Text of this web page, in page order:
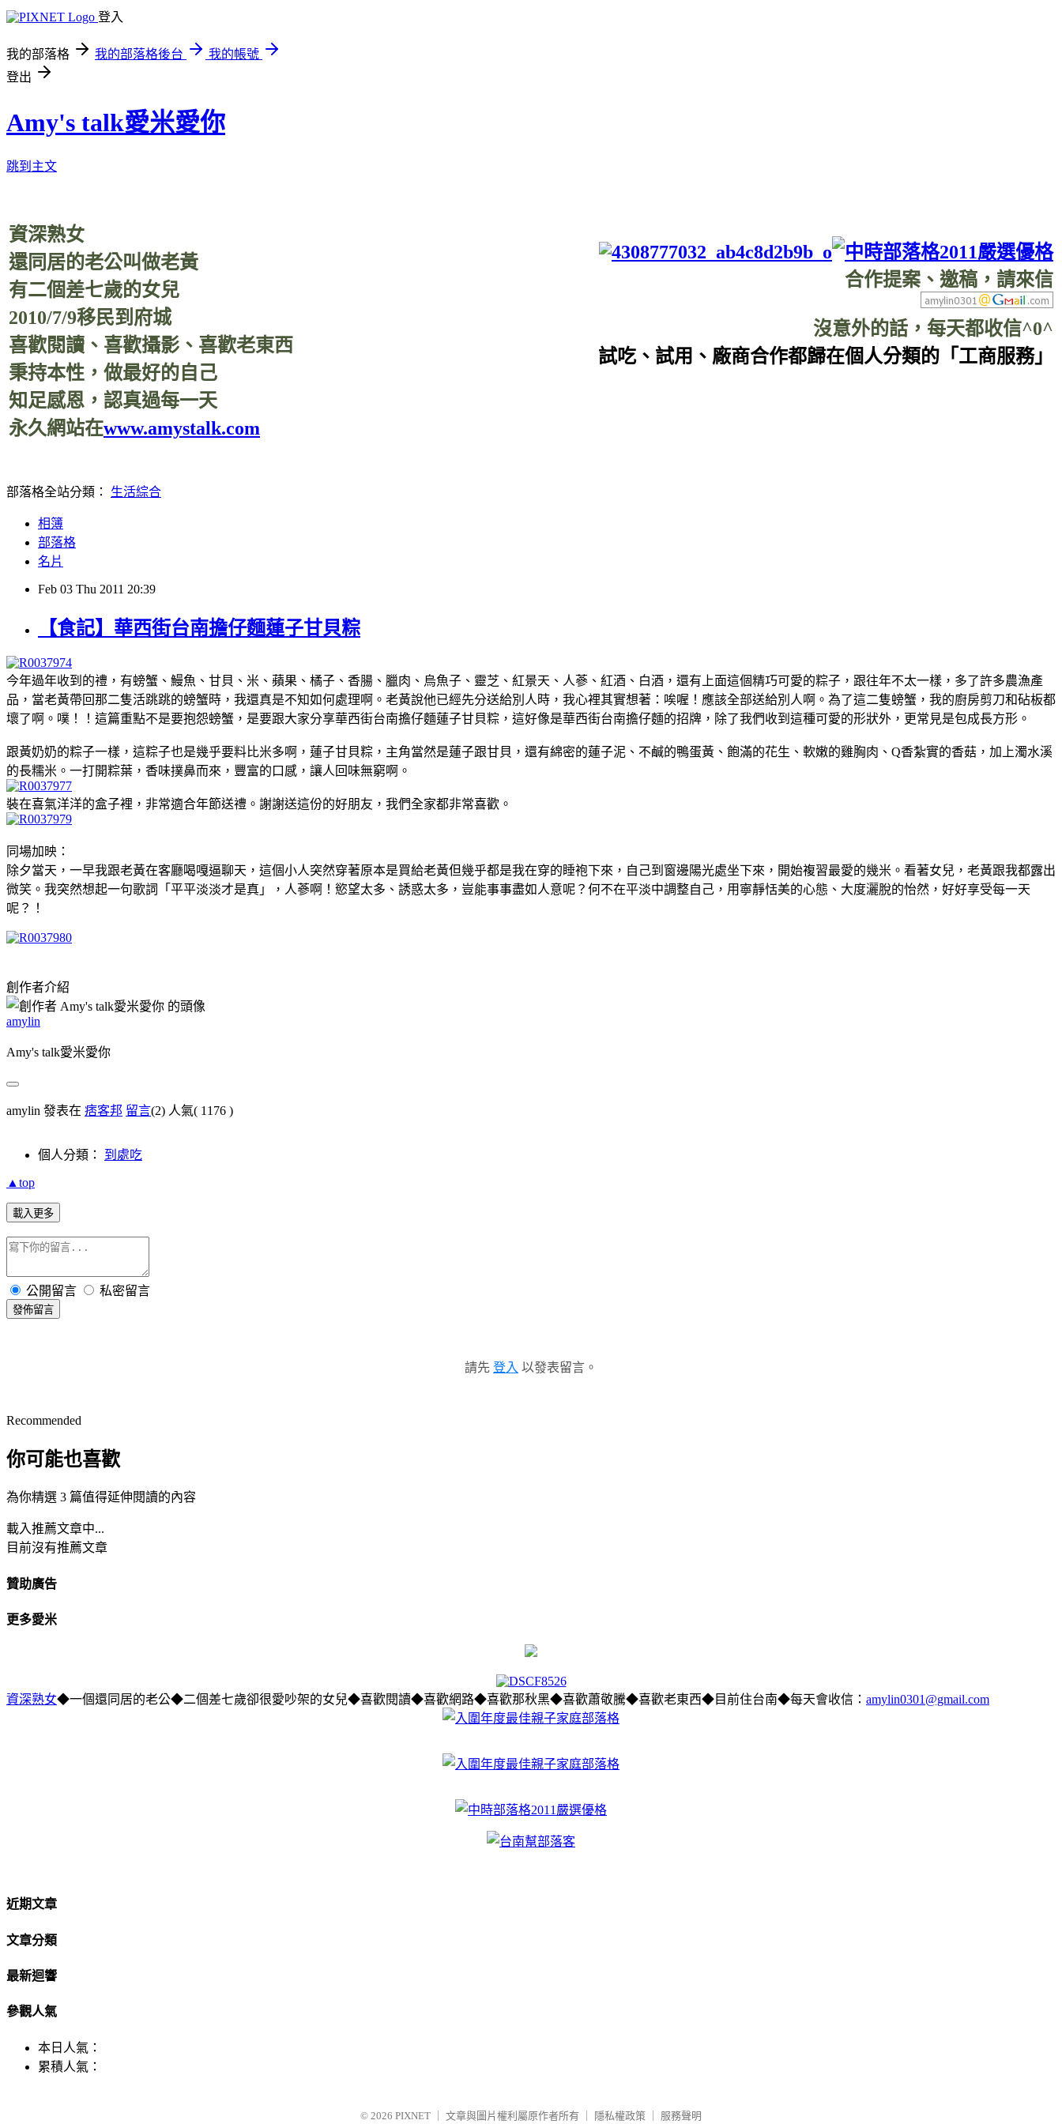
登入
我的部落格 我的部落格後台
我的帳號
登出
Amy's talk愛米愛你
跳到主文
資深熟女
還同居的老公叫做老黃
有二個差七歲的女兒
2010/7/9移民到府城
喜歡閱讀、喜歡攝影、喜歡老東西
秉持本性，做最好的自己
知足感恩，認真過每一天
永久網站在www.amystalk.com
合作提案、邀稿，請來信
沒意外的話，每天都收信^0^
試吃、試用、廠商合作都歸在個人分類的「工商服務」
部落格全站分類： 生活綜合
相簿
部落格
名片
Feb 03 Thu 2011 20:39
【食記】華西街台南擔仔麵蓮子甘貝粽
今年過年收到的禮，有螃蟹、鰻魚、甘貝、米、蘋果、橘子、香腸、臘肉、烏魚子、靈芝、紅景天、人蔘、紅酒、白酒，還有上面這個精巧可愛的粽子，跟往年不太一樣，多了許多農漁產
品，當老黃帶回那二隻活跳跳的螃蟹時，我還真是不知如何處理啊。老黃說他已經先分送給別人時，我心裡其實想著：唉喔！應該全部送給別人啊。為了這二隻螃蟹，我的廚房剪刀和砧板都
壞了啊。噗！！這篇重點不是要抱怨螃蟹，是要跟大家分享華西街台南擔仔麵蓮子甘貝粽，這好像是華西街台南擔仔麵的招牌，除了我們收到這種可愛的形狀外，更常見是包成長方形。
跟黃奶奶的粽子一樣，這粽子也是幾乎要料比米多啊，蓮子甘貝粽，主角當然是蓮子跟甘貝，還有綿密的蓮子泥、不鹹的鴨蛋黃、飽滿的花生、軟嫩的雞胸肉、Q香紮實的香菇，加上濁水溪
的長糯米。一打開粽葉，香味撲鼻而來，豐富的口感，讓人回味無窮啊。
裝在喜氣洋洋的盒子裡，非常適合年節送禮。謝謝送這份的好朋友，我們全家都非常喜歡。
同場加映：
除夕當天，一早我跟老黃在客廳喝嘎逼聊天，這個小人突然穿著原本是買給老黃但幾乎都是我在穿的睡袍下來，自己到窗邊陽光處坐下來，開始複習最愛的幾米。看著女兒，老黃跟我都露出
微笑。我突然想起一句歌詞「平平淡淡才是真」，人蔘啊！慾望太多、誘惑太多，豈能事事盡如人意呢？何不在平淡中調整自己，用寧靜恬美的心態、大度灑脫的怡然，好好享受每一天
呢？！
創作者介紹
amylin
Amy's talk愛米愛你
amylin 發表在 痞客邦 留言(2) 人氣( 1176 )
個人分類： 到處吃
▲top
載入更多
公開留言 私密留言
發佈留言
請先 登入 以發表留言。
Recommended
你可能也喜歡
為你精選 3 篇值得延伸閱讀的內容
載入推薦文章中...
目前沒有推薦文章
贊助廣告
更多愛米
資深熟女◆一個還同居的老公◆二個差七歲卻很愛吵架的女兒◆喜歡閱讀◆喜歡網路◆喜歡那秋黑◆喜歡蕭敬騰◆喜歡老東西◆目前住台南◆每天會收信： amylin0301@gmail.com
近期文章
文章分類
最新迴響
參觀人氣
本日人氣：
累積人氣：
© 2026 PIXNET 文章與圖片權利屬原作者所有 隱私權政策 服務聲明